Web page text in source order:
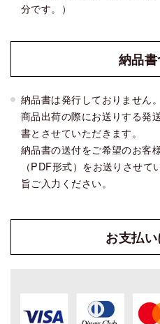
分です。）
納品書
納品書は発行しておりません。
商品出荷の際にお送りする発
書とさせていただきます。
納品書の送付をご希望のお客
（PDF形式）をお送りさせ
旨ご入力ください。
お支払い